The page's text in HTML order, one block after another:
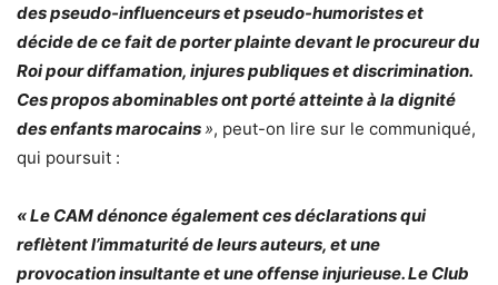
des pseudo-influenceurs et pseudo-humoristes et
décide de ce fait de porter plainte devant le procureur du
Roi pour diffamation, injures publiques et discrimination.
Ces propos abominables ont porté atteinte à la dignité
des enfants marocains», peut-on lire sur le communiqué,
qui poursuit :
« Le CAM dénonce également ces déclarations qui
reflètent l’immaturité de leurs auteurs, et une
provocation insultante et une offense injurieuse. Le Club